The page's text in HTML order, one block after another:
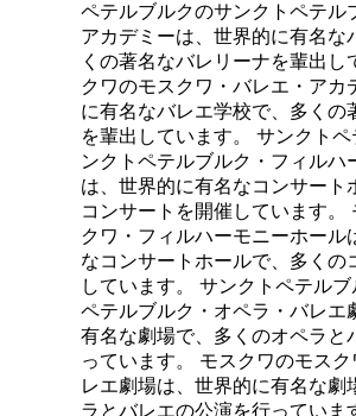
ペテルブルクのサンクトペテル
アカデミーは、世界的に有名な
くの著名なバレリーナを輩出し
クワのモスクワ・バレエ・アカ
に有名なバレエ学校で、多くの
を輩出しています。 サンクト
ンクトペテルブルク・フィルハ
は、世界的に有名なコンサート
コンサートを開催しています。
クワ・フィルハーモニーホール
なコンサートホールで、多くの
しています。 サンクトペテルブ
ペテルブルク・オペラ・バレエ
有名な劇場で、多くのオペラと
っています。 モスクワのモス
レエ劇場は、世界的に有名な劇
ラとバレエの公演を行っていま